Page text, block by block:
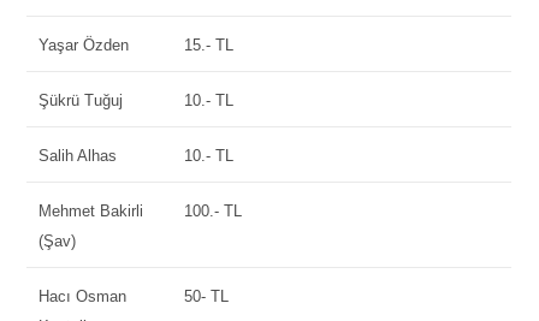
Yaşar Özden 15.- TL
Şükrü Tuğuj 10.- TL
Salih Alhas 10.- TL
Mehmet Bakirli
(Şav)
100.- TL
Hacı Osman
50- TL